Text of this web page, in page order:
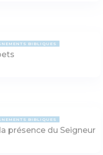
BIBLIQUES
BIBLIQUES
présence du Seigneur